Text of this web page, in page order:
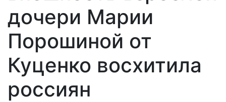
дочери Марии
Порошиной от
Куценко восхитила
россиян